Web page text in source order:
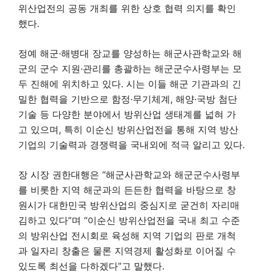
위산업전의 공동 개최를 위한 상호 협력 의지를 확인
했다.
정예 해군·해병대 장교를 양성하는 해군사관학교와 해
군의 군수 지원·관리를 총괄하는 해군군수사령부는 모
두 진해에 위치하고 있다. 시는 이들 해군 기관과의 긴
밀한 협력을 기반으로 함정·무기체계, 해양·국방 첨단
기술 등 다양한 분야에서 방위산업 생태계를 넓혀 가
고 있으며, 특히 이순신 방위산업전을 통해 지역 방산
기업의 기술력과 경쟁력을 국내외에 적극 알리고 있다.
장 시장 권한대행은 “해군사관학교와 해군군수사령부
를 비롯한 지역 해군과의 든든한 협력을 바탕으로 창
원시가 대한민국 방위산업의 중심지로 굳건히 자리매
김하고 있다”며 “이순신 방위산업전을 국내 최고 수준
의 방위산업 전시회로 육성해 지역 기업의 판로 개척
과 일자리 창출은 물론 지역경제 활성화로 이어질 수
있도록 최선을 다하겠다”고 말했다.